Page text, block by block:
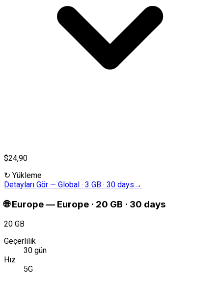
$24,90
↻ Yükleme
Detayları Gör — Global · 3 GB · 30 days →
🌐 Europe— Europe · 20 GB · 30 days
20 GB
Geçerlilik
30 gün
Hız
5G